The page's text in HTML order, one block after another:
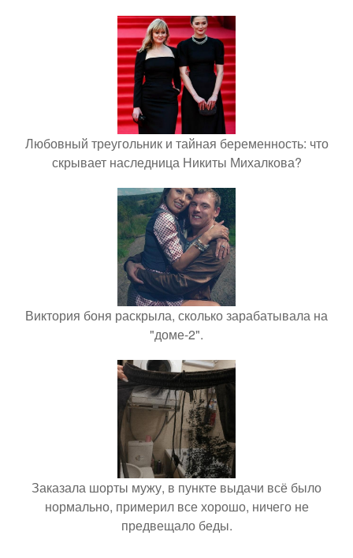
Любовный треугольник и тайная беременность: что
скрывает наследница Никиты Михалкова?
Виктория боня раскрыла, сколько зарабатывала на
"доме-2".
Заказала шорты мужу, в пункте выдачи всё было
нормально, примерил все хорошо, ничего не
предвещало беды.